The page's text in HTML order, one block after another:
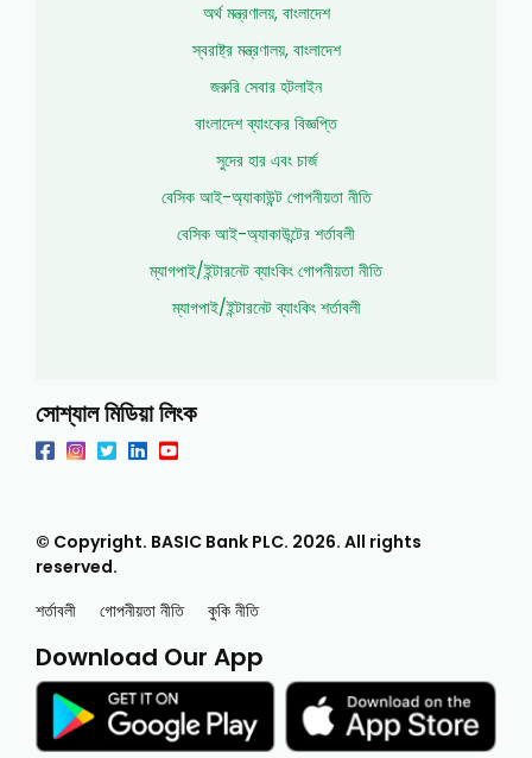
অর্থ মন্ত্রণালয়, বাংলাদেশ
স্বরাষ্ট্র মন্ত্রণালয়, বাংলাদেশ
জরুরি সেবার হটলাইন
বাংলাদেশ ব্যাংকের বিজ্ঞপ্তি
সুদের হার এবং চার্জ
বেসিক আই-অ্যাকাউন্ট গোপনীয়তা নীতি
বেসিক আই-অ্যাকাউন্টের শর্তাবলী
ম্যাগপাই/ইন্টারনেট ব্যাংকিং গোপনীয়তা নীতি
ম্যাগপাই/ইন্টারনেট ব্যাংকিং শর্তাবলী
সোশ্যাল মিডিয়া লিংক
© Copyright. BASIC Bank PLC. 2026. All rights
reserved.
শর্তাবলী
গোপনীয়তা নীতি কুকি নীতি
Download Our App